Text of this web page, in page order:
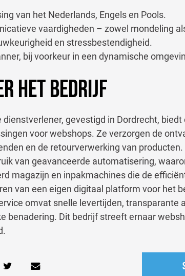
van het Nederlands, Engels en Pools.
vaardigheden – zowel mondeling
en stressbestendigheid.
bij voorkeur in een dynamische
HET BEDRIJF
dienstverlener, gevestigd in Dordrecht,
voor webshops. Ze verzorgen de
en de retourverwerking van producten.
van geavanceerde automatisering,
magazijn en inpakmachines die de
van een eigen digitaal platform voor het
omvat snelle levertijden, transparante
benadering. Dit bedrijf streeft ernaar